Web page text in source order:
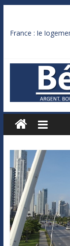
France : le
Des milliards de
Royaume-Uni :
Xavier Niel, le
Ruée des